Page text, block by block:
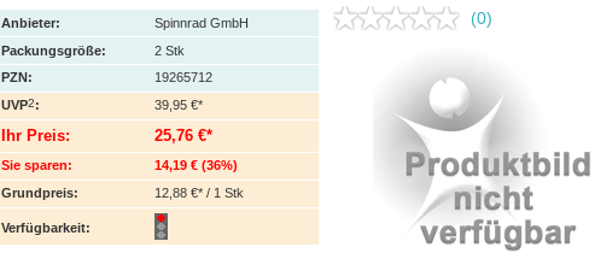
(0)
Anbieter:
Spinnrad GmbH
Packungsgröße:
2 Stk
PZN :
19265712
UVP2: 39,95 €*
Ihr Preis: 25,76 €*
Sie sparen: 14,19 € (36%)
Grundpreis:
12,88 €* / 1 Stk
Verfügbarkeit: